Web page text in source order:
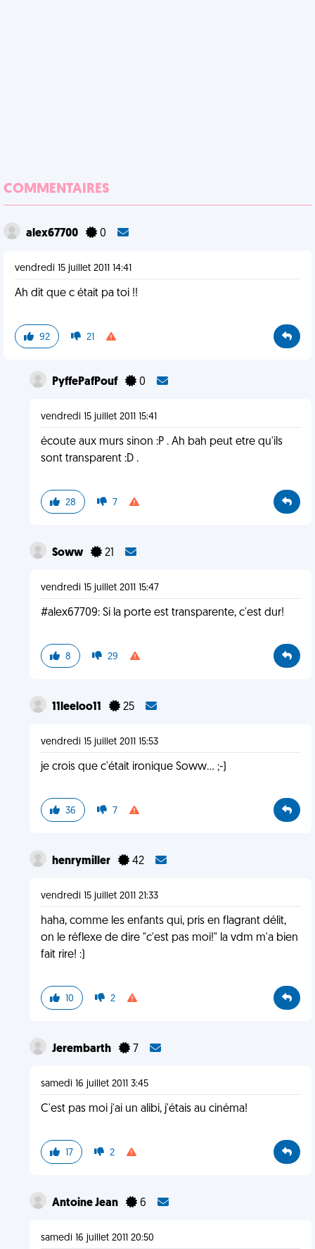
COMMENTAIRES
alex67700 0
vendredi 15 juillet 2011 14:41
Ah dit que c était pa toi !!
92 21
PyffePafPouf 0
vendredi 15 juillet 2011 15:41
écoute aux murs sinon :P . Ah bah peut etre qu'ils
sont transparent :D .
28 7
Soww 21
vendredi 15 juillet 2011 15:47
#alex67709: Si la porte est transparente, c'est dur!
8 29
11leeloo11 25
vendredi 15 juillet 2011 15:53
je crois que c'était ironique Soww... ;-)
36 7
henrymiller 42
vendredi 15 juillet 2011 21:33
haha, comme les enfants qui, pris en flagrant délit,
on le réflexe de dire "c'est pas moi!" la vdm m'a bien
fait rire! :)
10 2
Jerembarth 7
samedi 16 juillet 2011 3:45
C'est pas moi j'ai un alibi, j'étais au cinéma!
17 2
Antoine Jean 6
samedi 16 juillet 2011 20:50